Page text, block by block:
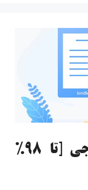
خرید pdf کتاب خارجی [تا 98%